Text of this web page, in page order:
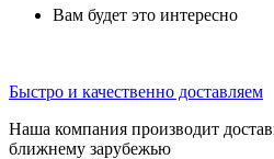
Вам будет это интересно
Быстро и качественно доставляем
Наша компания производит
ближнему зарубежью